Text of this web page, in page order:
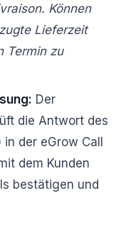
Können
Lieferzeit
Termin zu
Der
die Antwort des
der eGrow Call
dem Kunden
bestätigen und